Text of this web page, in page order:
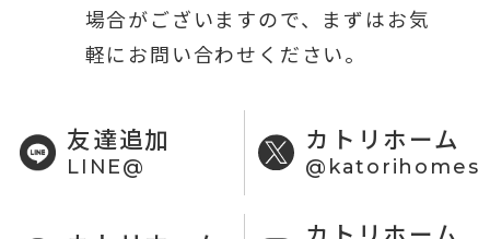
場合がございますので、まずはお気
軽にお問い合わせください。
友達追加
LINE@
カトリホーム
@katorihomes